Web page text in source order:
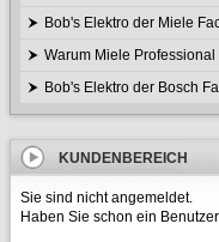
Bob's Elektro der Miele
Warum Miele
Bob's Elektro der Bosch
KUNDENBEREICH
Sie sind nicht angemeldet.
Haben Sie schon ein